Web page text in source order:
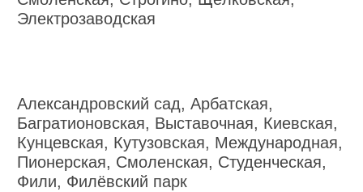
Электрозаводская
Александровский сад, Арбатская,
Багратионовская, Выставочная, Киевская,
Кунцевская, Кутузовская, Международная,
Пионерская, Смоленская, Студенческая,
Фили, Филёвский парк